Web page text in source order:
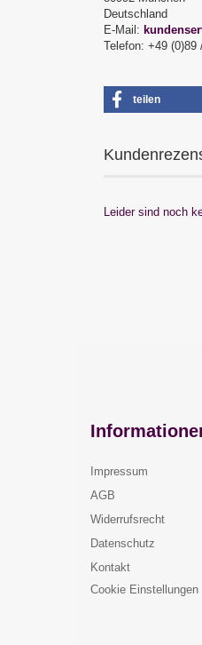
Deutschland
E-Mail:
Telefon: +49 (0)89
teilen
Leider sind noch
Impressum
AGB
Widerrufsrecht
Datenschutz
Kontakt
Cookie Einstellungen